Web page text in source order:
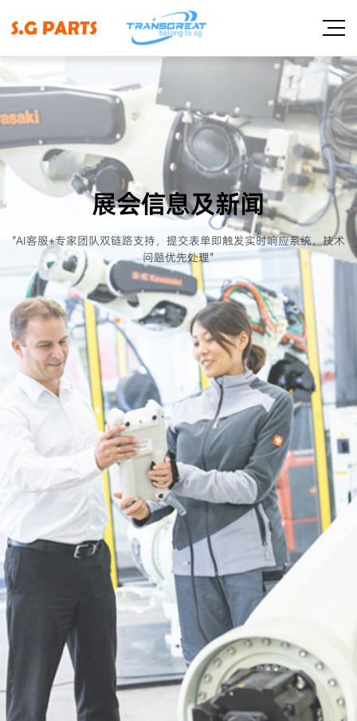
展会信息及新闻
"AI客服+专家团队双链路支持，提交表单即触发实时响应系统，技术
问题优先处理"